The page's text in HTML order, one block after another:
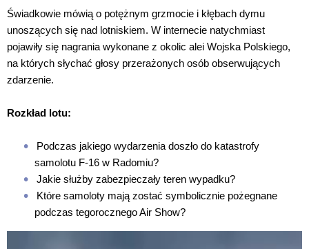
Świadkowie mówią o potężnym grzmocie i kłębach dymu
unoszących się nad lotniskiem. W internecie natychmiast
pojawiły się nagrania wykonane z okolic alei Wojska Polskiego,
na których słychać głosy przerażonych osób obserwujących
zdarzenie.
Rozkład lotu:
Podczas jakiego wydarzenia doszło do katastrofy
samolotu F-16 w Radomiu?
Jakie służby zabezpieczały teren wypadku?
Które samoloty mają zostać symbolicznie pożegnane
podczas tegorocznego Air Show?